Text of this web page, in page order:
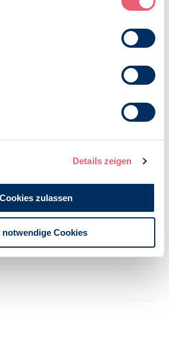
Details zeigen
Cookies zulassen
notwendige Cookies